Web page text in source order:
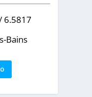
6.5817
Bains